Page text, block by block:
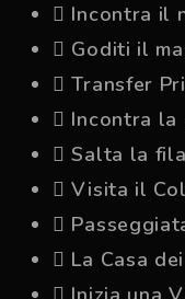
Incontra il
Goditi il
Transfer
Incontra la
Salta la
Visita il
La Casa